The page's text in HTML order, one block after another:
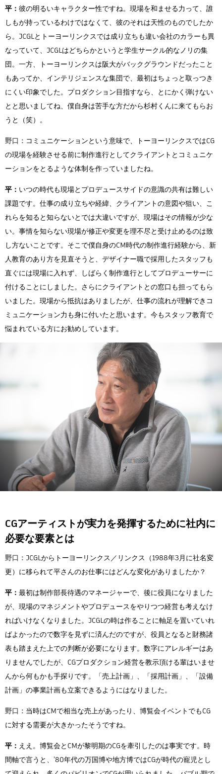
平： 彼の明るいキャラクター性ですね。現場を和ませる力って、誰
しもが持っているわけではなくて、彼のそれは天性のものでしたか
ら。JCGLとトーヨーリンクスでは成り立ちも違い会社のカラーも異
なっていて、JCGLはどちらかというと学生サークル的なノリの集
団。一方、トーヨーリンクスは阪大がバックグラウンドだったこと
もあってか、インテリジェンスな集団で、最初はちょっと取っつき
にくい印象でした。プロダクション目指すなら、とにかく弾けない
とと思いましてね、僕自身は苦手な方だから杉村くんに来てもらお
うと（笑）。
野口： コミュニケーションという意味で、トーヨーリンクスではCG
の現場を経験させる前に制作進行としてクライアントとコミュニケ
ーションをとるような体制を作っていましたね。
平： いつの時代も現場とプロデュースサイドの意識の共有は難しい
課題です。仕事の成り立ちや経緯、クライアントの意図や狙い、こ
れらを知ると知らないとでは大違いですが、現場はその情報が少な
い。事情を知らない現場が修正や変更を理不尽と受け止めるのは致
し方ないことです。そこで僕自身のCM時代の制作進行経験から、新
人教育のあり方を見直そうと、デザイナー職で採用したスタッフも
直ぐには現場に入れず、しばらく制作進行としてプロデューサーに
付けることにしました。さらにクライアントとの窓口も担ってもら
いました。現場から抵抗はありましたが、仕事の流れが理解できコ
ミュニケーション力も身に付いたと思います。今もスタッフ教育で
悩まれている方にお勧めしています。
CGアーティストが実力を発揮するために社内に
必要な要素とは
野口： JCGLからトーヨーリンクス／リンクス（1988年3月に社名変
更）に移られて平さんのお仕事にはどんな変化がありましたか？
平： 最初は制作部長待遇のマネージャーで、後に役員になりました
が、現場のマネジメントやプロデュースをやりつつ経営も考えなけ
ればいけなくなりました。JCGLの時は作ることに軸足を置いていれ
ばよかったので数字を見ずに済んだのですが、役員となると財務諸
表も踏まえた上での判断が必要になります。数字にアレルギーはあ
りませんでしたが、CGプロダクション経営を教示頂ける輩はいませ
んから何もかも手探りです。「売上計画」、「採用計画」、「設備
計画」の事業計画も立案できるようにはなりました。
野口： 当時はCMで相当な売上があったり、博覧会イベントでもCG
に対する需要が大きかったそうですね。
平： ええ。博覧会とCMが黎明期のCGを牽引したのは事実です。時
間軸で言うと、’80年代の万国博や地方博ではCGが時代の寵児とし